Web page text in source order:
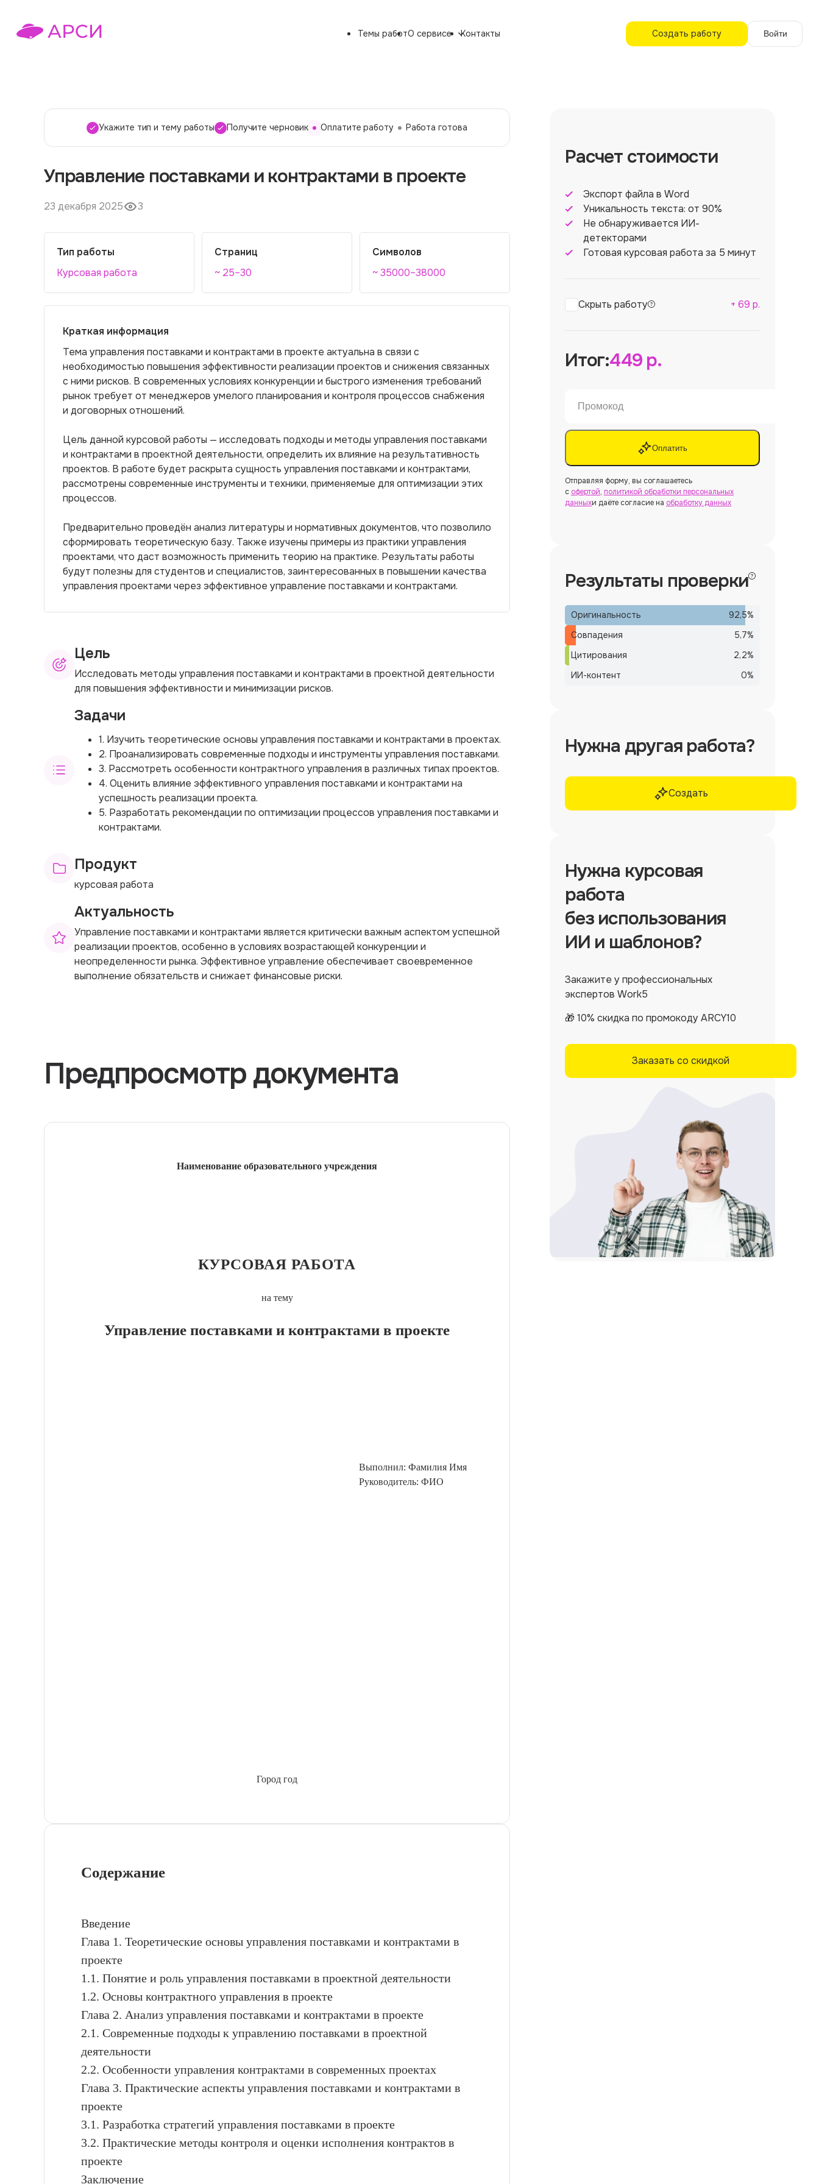
Темы работО сервисе Контакты Создать работу Войти
Укажите тип и тему работы Получите черновик Оплатите работу Работа готова
Управление поставками и контрактами в проекте
23 декабря 2025 3
Тип работы
Курсовая работа
Страниц
~ 25–30
Символов
~ 35000–38000
Краткая информация
Тема управления поставками и контрактами в проекте актуальна в связи с
необходимостью повышения эффективности реализации проектов и снижения связанных
с ними рисков. В современных условиях конкуренции и быстрого изменения требований
рынок требует от менеджеров умелого планирования и контроля процессов снабжения
и договорных отношений.
Цель данной курсовой работы — исследовать подходы и методы управления поставками
и контрактами в проектной деятельности, определить их влияние на результативность
проектов. В работе будет раскрыта сущность управления поставками и контрактами,
рассмотрены современные инструменты и техники, применяемые для оптимизации этих
процессов.
Предварительно проведён анализ литературы и нормативных документов, что позволило
сформировать теоретическую базу. Также изучены примеры из практики управления
проектами, что даст возможность применить теорию на практике. Результаты работы
будут полезны для студентов и специалистов, заинтересованных в повышении качества
управления проектами через эффективное управление поставками и контрактами.
Цель
Исследовать методы управления поставками и контрактами в проектной деятельности
для повышения эффективности и минимизации рисков.
Задачи
1. Изучить теоретические основы управления поставками и контрактами в проектах.
2. Проанализировать современные подходы и инструменты управления поставками.
3. Рассмотреть особенности контрактного управления в различных типах проектов.
4. Оценить влияние эффективного управления поставками и контрактами на
успешность реализации проекта.
5. Разработать рекомендации по оптимизации процессов управления поставками и
контрактами.
Продукт
курсовая работа
Актуальность
Управление поставками и контрактами является критически важным аспектом успешной
реализации проектов, особенно в условиях возрастающей конкуренции и
неопределенности рынка. Эффективное управление обеспечивает своевременное
выполнение обязательств и снижает финансовые риски.
Предпросмотр документа
Наименование образовательного учреждения
КУРСОВАЯ РАБОТА
на тему
Управление поставками и контрактами в проекте
Выполнил: Фамилия Имя
Руководитель: ФИО
Город год
Содержание
Введение
Глава 1. Теоретические основы управления поставками и контрактами в
проекте
1.1. Понятие и роль управления поставками в проектной деятельности
1.2. Основы контрактного управления в проекте
Глава 2. Анализ управления поставками и контрактами в проекте
2.1. Современные подходы к управлению поставками в проектной
деятельности
2.2. Особенности управления контрактами в современных проектах
Глава 3. Практические аспекты управления поставками и контрактами в
проекте
3.1. Разработка стратегий управления поставками в проекте
3.2. Практические методы контроля и оценки исполнения контрактов в
проекте
Заключение
Расчет стоимости
Экспорт файла в Word
Уникальность текста: от 90%
Не обнаруживается ИИ-
детекторами
Готовая курсовая работа за 5 минут
Скрыть работу + 69 р.
Итог:449р.
Оплатить
Отправляя форму, вы соглашаетесь
с офертой, политикой обработки персональных
данныхи даёте согласие на обработку данных
Результаты проверки
Оригинальность 92,5%
Совпадения
5,7%
Цитирования
2,2%
ИИ-контент
0%
Нужна другая работа?
Создать
Нужна курсовая
работа
без использования
ИИ и шаблонов?
Закажите у профессиональных
экспертов Work5
🎁 10% скидка по промокоду ARCY10
Заказать со скидкой